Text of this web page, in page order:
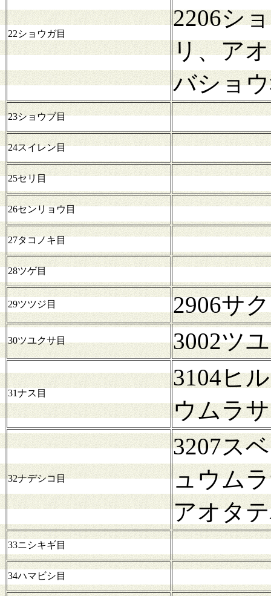
22ショウガ目
2206シ
リ、ア
バショ
23ショウブ目
24スイレン目
25セリ目
26センリョウ目
27タコノキ目
28ツゲ目
29ツツジ目 2906サ
30ツユクサ目 3002ツ
31ナス目
3104ヒ
ウムラ
32ナデシコ目
3207ス
ュウム
アオタ
33ニシキギ目
34ハマビシ目